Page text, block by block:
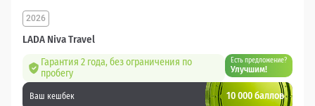
LADA Niva Travel
2026
Гарантия 2 года, без ограничения по
пробегу
Есть предложение?
Улучшим!
Ваш кешбек 10 000 баллов